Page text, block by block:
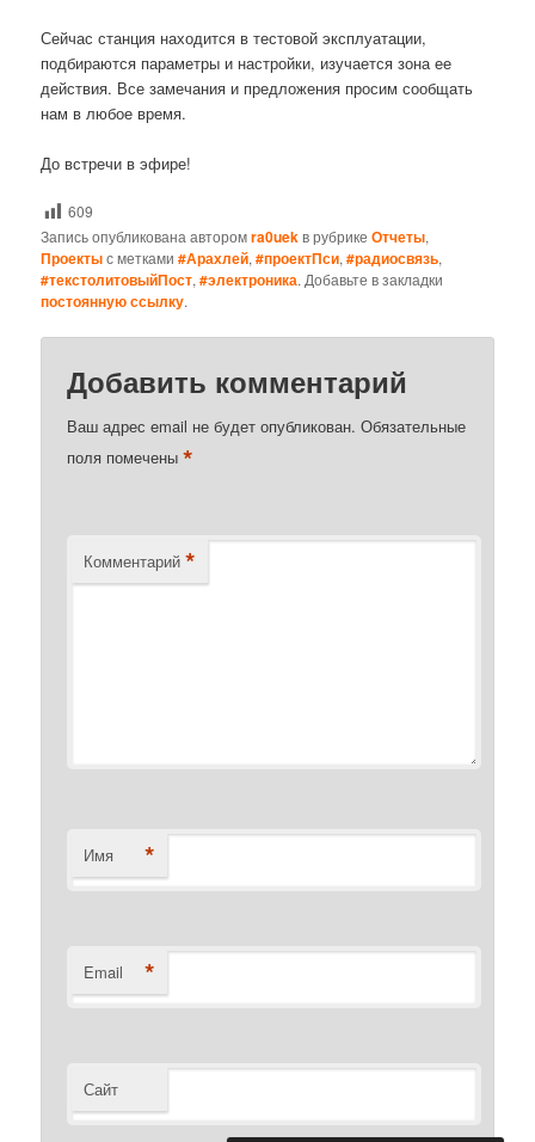
Сейчас станция находится в тестовой эксплуатации,
подбираются параметры и настройки, изучается зона ее
действия. Все замечания и предложения просим сообщать
нам в любое время.
До встречи в эфире!
609
Запись опубликована авторомra0uekв рубрикеОтчеты,
Проектыс метками#Арахлей,#проектПси,#радиосвязь,
#текстолитовыйПост,#электроника. Добавьте в закладки
постоянную ссылку.
Добавить комментарий
Ваш адрес email не будет опубликован. Обязательные
поля помечены*
Комментарий *
Имя *
Email *
Сайт